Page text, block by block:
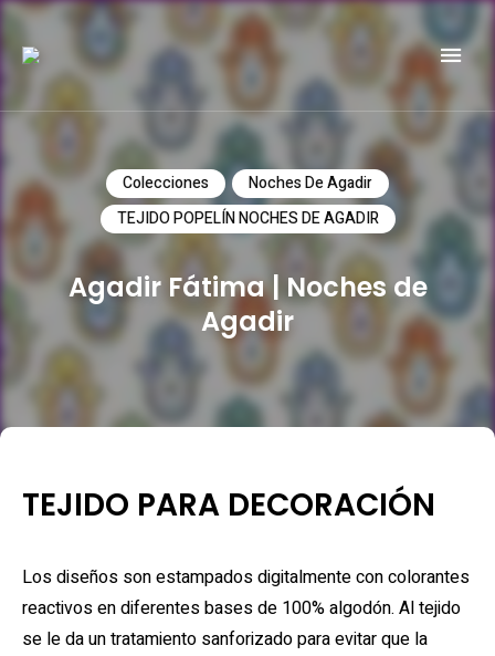
PATRICIA MEYER
Do it yourself
Colecciones
Noches De Agadir
TEJIDO POPELÍN NOCHES DE AGADIR
Agadir Fátima | Noches de
Agadir
TEJIDO PARA DECORACIÓN
Los diseños son estampados digitalmente con colorantes
reactivos en diferentes bases de 100% algodón. Al tejido
se le da un tratamiento sanforizado para evitar que la